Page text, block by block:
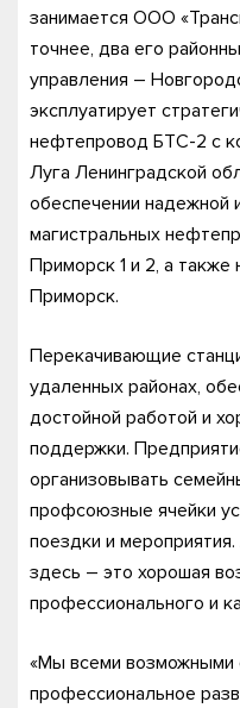
занимается ООО
точнее, два его
управления –
эксплуатирует
нефтепровод БТС-2 с
Луга Ленинградской
обеспечении надежной
магистральных
Приморск 1 и 2, а
Приморск.
Перекачивающие
удаленных районах,
достойной работой и
поддержки.
организовывать
профсоюзные ячейки
поездки и
здесь – это хорошая
профессионального и
«Мы всеми возможными
профессиональное